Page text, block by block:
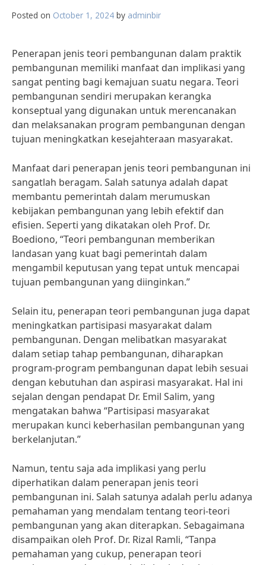
Posted on October 1, 2024 by adminbir
Penerapan jenis teori pembangunan dalam praktik
pembangunan memiliki manfaat dan implikasi yang
sangat penting bagi kemajuan suatu negara. Teori
pembangunan sendiri merupakan kerangka
konseptual yang digunakan untuk merencanakan
dan melaksanakan program pembangunan dengan
tujuan meningkatkan kesejahteraan masyarakat.
Manfaat dari penerapan jenis teori pembangunan ini
sangatlah beragam. Salah satunya adalah dapat
membantu pemerintah dalam merumuskan
kebijakan pembangunan yang lebih efektif dan
efisien. Seperti yang dikatakan oleh Prof. Dr.
Boediono, “Teori pembangunan memberikan
landasan yang kuat bagi pemerintah dalam
mengambil keputusan yang tepat untuk mencapai
tujuan pembangunan yang diinginkan.”
Selain itu, penerapan teori pembangunan juga dapat
meningkatkan partisipasi masyarakat dalam
pembangunan. Dengan melibatkan masyarakat
dalam setiap tahap pembangunan, diharapkan
program-program pembangunan dapat lebih sesuai
dengan kebutuhan dan aspirasi masyarakat. Hal ini
sejalan dengan pendapat Dr. Emil Salim, yang
mengatakan bahwa “Partisipasi masyarakat
merupakan kunci keberhasilan pembangunan yang
berkelanjutan.”
Namun, tentu saja ada implikasi yang perlu
diperhatikan dalam penerapan jenis teori
pembangunan ini. Salah satunya adalah perlu adanya
pemahaman yang mendalam tentang teori-teori
pembangunan yang akan diterapkan. Sebagaimana
disampaikan oleh Prof. Dr. Rizal Ramli, “Tanpa
pemahaman yang cukup, penerapan teori